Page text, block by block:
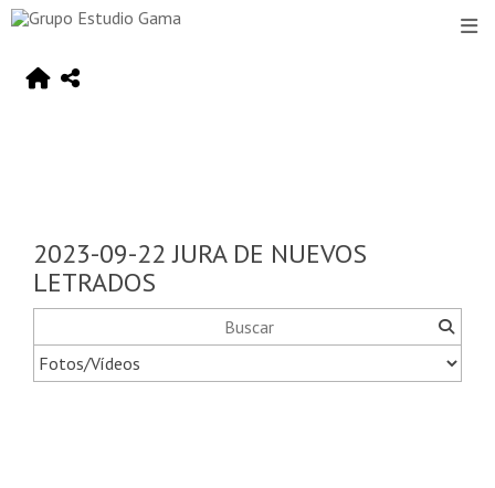
2023-09-22 JURA DE NUEVOS
LETRADOS